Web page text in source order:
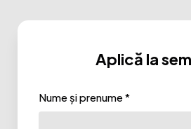
Aplică la
Nume și prenume *